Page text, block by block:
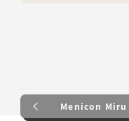
Menicon Miru